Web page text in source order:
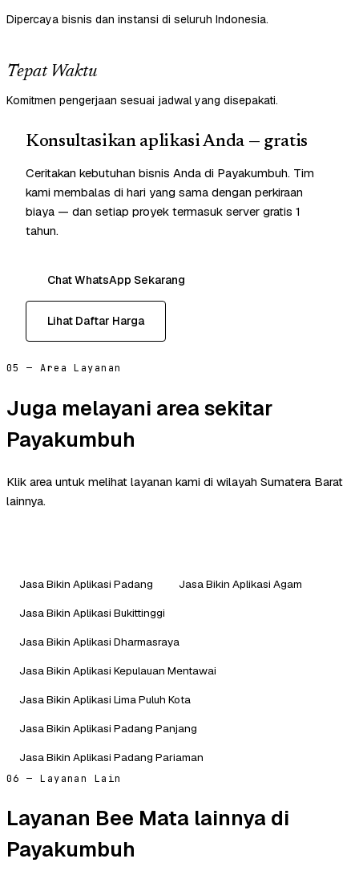
Dipercaya bisnis dan instansi di seluruh Indonesia.
Tepat Waktu
Komitmen pengerjaan sesuai jadwal yang disepakati.
Konsultasikan aplikasi Anda — gratis
Ceritakan kebutuhan bisnis Anda di Payakumbuh. Tim
kami membalas di hari yang sama dengan perkiraan
biaya — dan setiap proyek termasuk server gratis 1
tahun.
Chat WhatsApp Sekarang
Lihat Daftar Harga
05 — Area Layanan
Juga melayani area sekitar
Payakumbuh
Klik area untuk melihat layanan kami di wilayah Sumatera Barat
lainnya.
Jasa Bikin Aplikasi Padang
Jasa Bikin Aplikasi Agam
Jasa Bikin Aplikasi Bukittinggi
Jasa Bikin Aplikasi Dharmasraya
Jasa Bikin Aplikasi Kepulauan Mentawai
Jasa Bikin Aplikasi Lima Puluh Kota
Jasa Bikin Aplikasi Padang Panjang
Jasa Bikin Aplikasi Padang Pariaman
06 — Layanan Lain
Layanan Bee Mata lainnya di
Payakumbuh